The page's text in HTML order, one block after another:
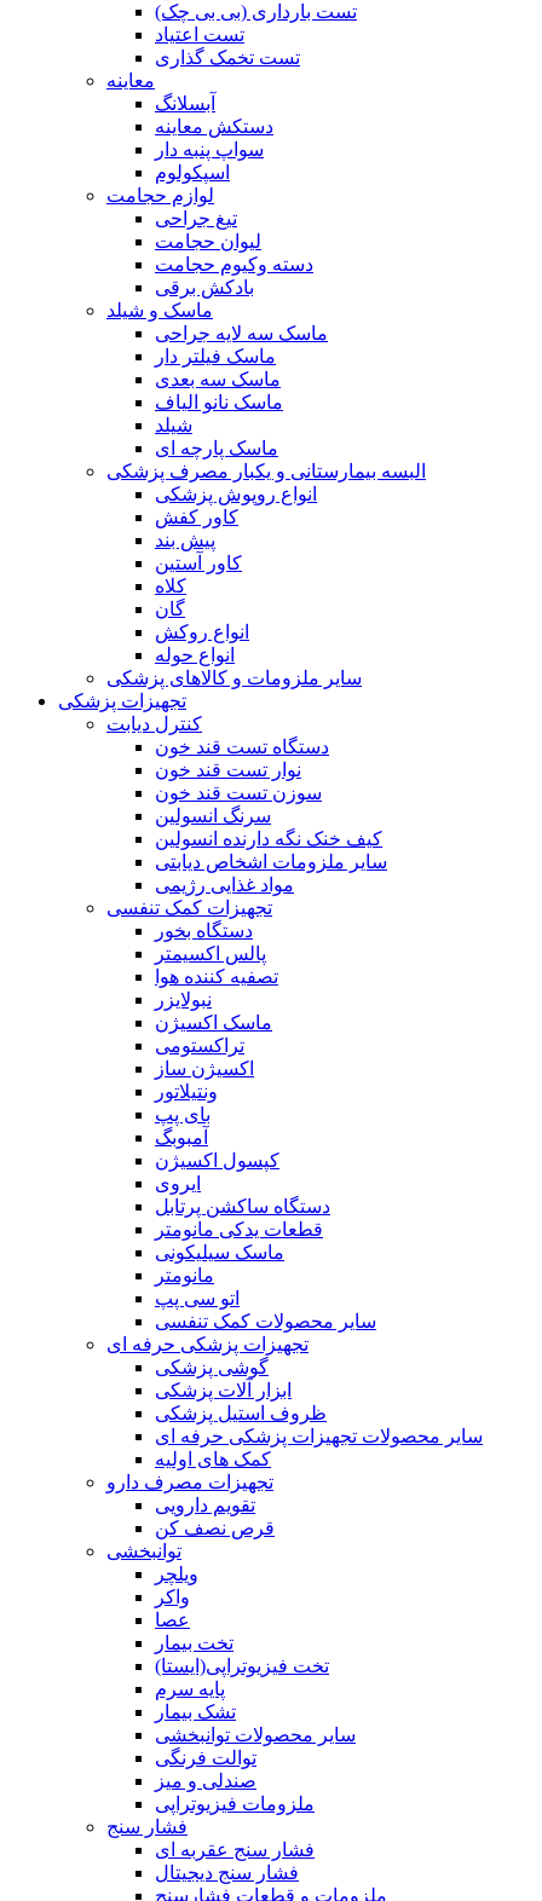
تست بارداری (بی بی چک)
تست اعتیاد
تست تخمک گذاری
معاینه
آبسلانگ
دستکش معاینه
سواپ پنبه دار
اسپکولوم
لوازم حجامت
تیغ جراحی
لیوان حجامت
دسته وکیوم حجامت
بادکش برقی
ماسک و شیلد
ماسک سه لایه جراحی
ماسک فیلتر دار
ماسک سه بعدی
ماسک نانو الیاف
شیلد
ماسک پارچه ای
البسه بیمارستانی و یکبار مصرف پزشکی
انواع روپوش پزشکی
کاور کفش
پیش بند
کاور آستین
کلاه
گان
انواع روکش
انواع حوله
سایر ملزومات و کالاهای پزشکی
تجهیزات پزشکی
کنترل دیابت
دستگاه تست قند خون
نوار تست قند خون
سوزن تست قند خون
سرنگ انسولین
کیف خنک نگه دارنده انسولین
سایر ملزومات اشخاص دیابتی
مواد غذایی رژیمی
تجهیزات کمک تنفسی
دستگاه بخور
پالس اکسیمتر
تصفیه کننده هوا
نبولایزر
ماسک اکسیژن
تراکستومی
اکسیژن ساز
ونتیلاتور
بای پپ
آمبوبگ
کپسول اکسیژن
ایروی
دستگاه ساکشن پرتابل
قطعات یدکی مانومتر
ماسک سیلیکونی
مانومتر
اتو سی پپ
سایر محصولات کمک تنفسی
تجهیزات پزشکی حرفه ای
گوشی پزشکی
ابزار آلات پزشکی
ظروف استیل پزشکی
سایر محصولات تجهیزات پزشکی حرفه ای
کمک های اولیه
تجهیزات مصرف دارو
تقویم دارویی
قرص نصف کن
توانبخشی
ویلچر
واکر
عصا
تخت بیمار
تخت فیزیوتراپی(ایستا)
پایه سرم
تشک بیمار
سایر محصولات توانبخشی
توالت فرنگی
صندلی و میز
ملزومات فیزیوتراپی
فشار سنج
فشار سنج عقربه ای
فشار سنج دیجیتال
ملزومات و قطعات فشارسنج